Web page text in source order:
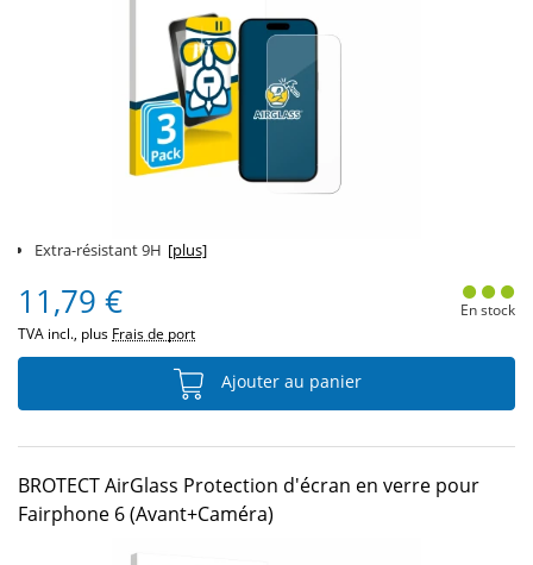
Extra-résistant 9H [plus]
11,79 €
TVA incl., plus Frais de port
En stock
Ajouter au panier
BROTECT AirGlass Protection d'écran en verre pour
Fairphone 6 (Avant+Caméra)